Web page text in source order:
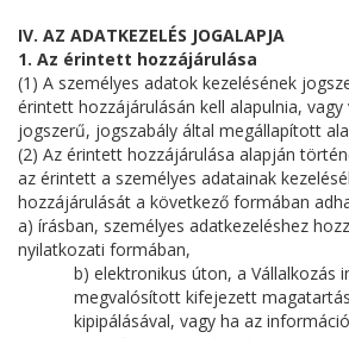
IV. AZ ADATKEZELÉS JOGALAPJA
1. Az érintett hozzájárulása
(1) A személyes adatok kezelésének
érintett hozzájárulásán kell alapulnia, vagy
jogszerű, jogszabály által megállapított
(2) Az érintett hozzájárulása alapján
az érintett a személyes adatainak
hozzájárulását a következő formában
a) írásban, személyes adatkezeléshez
nyilatkozati formában,
b) elektronikus úton, a Vállalkozás
megvalósított kifejezett
kipipálásával, vagy ha az